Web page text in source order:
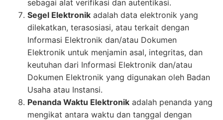
sebagai alat verifikasi dan autentikasi.
Segel Elektronik adalah data elektronik yang
dilekatkan, terasosiasi, atau terkait dengan
Informasi Elektronik dan/atau Dokumen
Elektronik untuk menjamin asal, integritas, dan
keutuhan dari Informasi Elektronik dan/atau
Dokumen Elektronik yang digunakan oleh Badan
Usaha atau Instansi.
Penanda Waktu Elektronik adalah penanda yang
mengikat antara waktu dan tanggal dengan